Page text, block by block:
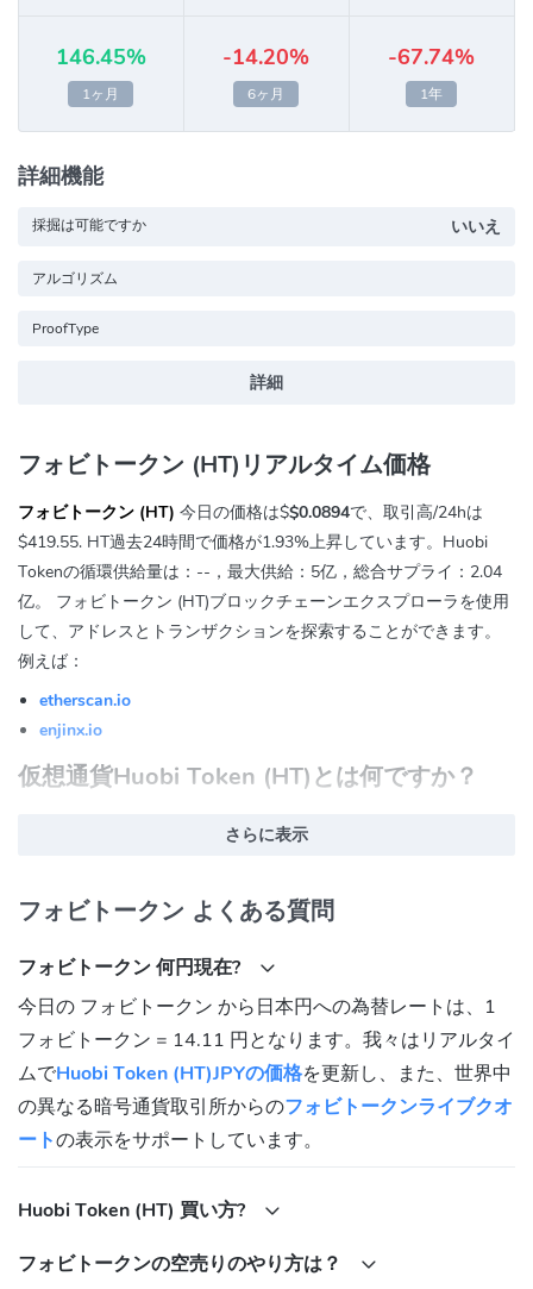
146.45%
1ヶ月
-14.20%
6ヶ月
-67.74%
1年
詳細機能
採掘は可能ですか いいえ
アルゴリズム
ProofType
詳細
フォビトークン (HT)リアルタイム価格
フォビトークン (HT) 今日の価格は$$0.0894で、取引高/24hは
$419.55. HT過去24時間で価格が1.93%上昇しています。Huobi
Tokenの循環供給量は：--，最大供給：5亿，総合サプライ：2.04
亿。 フォビトークン (HT)ブロックチェーンエクスプローラを使用
して、アドレスとトランザクションを探索することができます。
例えば：
etherscan.io
enjinx.io
仮想通貨Huobi Token (HT)とは何ですか？
Huobi Token (HT)は、Huobi Globalという大手仮想通貨取引所が発
Integralです。HTは、Huobi Globalのエコシステムにおける様々な
す。
仮想通貨Huobi Token (HT)の特徴は何ですか？
Huobi Token (HT)の特徴は以下のとおりです。
発行枚数が限定されている：HTの発行上限枚数は5億枚であ
り、2018年1月に全て発行されました。以後、追加発行はされ
の一部を使って定期的に買い戻し、焼却するプログラムを実施
しています。これにより、流通量が減少し、需要が増加するこ
さらに表示
フォビトークン よくある質問
フォビトークン 何円現在?
今日の フォビトークン から日本円への為替レートは、1
フォビトークン = 14.11 円となります。我々はリアルタイ
ムでHuobi Token (HT)JPYの価格を更新し、また、世界中
の異なる暗号通貨取引所からのフォビトークンライブクオ
ートの表示をサポートしています。
Huobi Token (HT) 買い方?
フォビトークンの空売りのやり方は？